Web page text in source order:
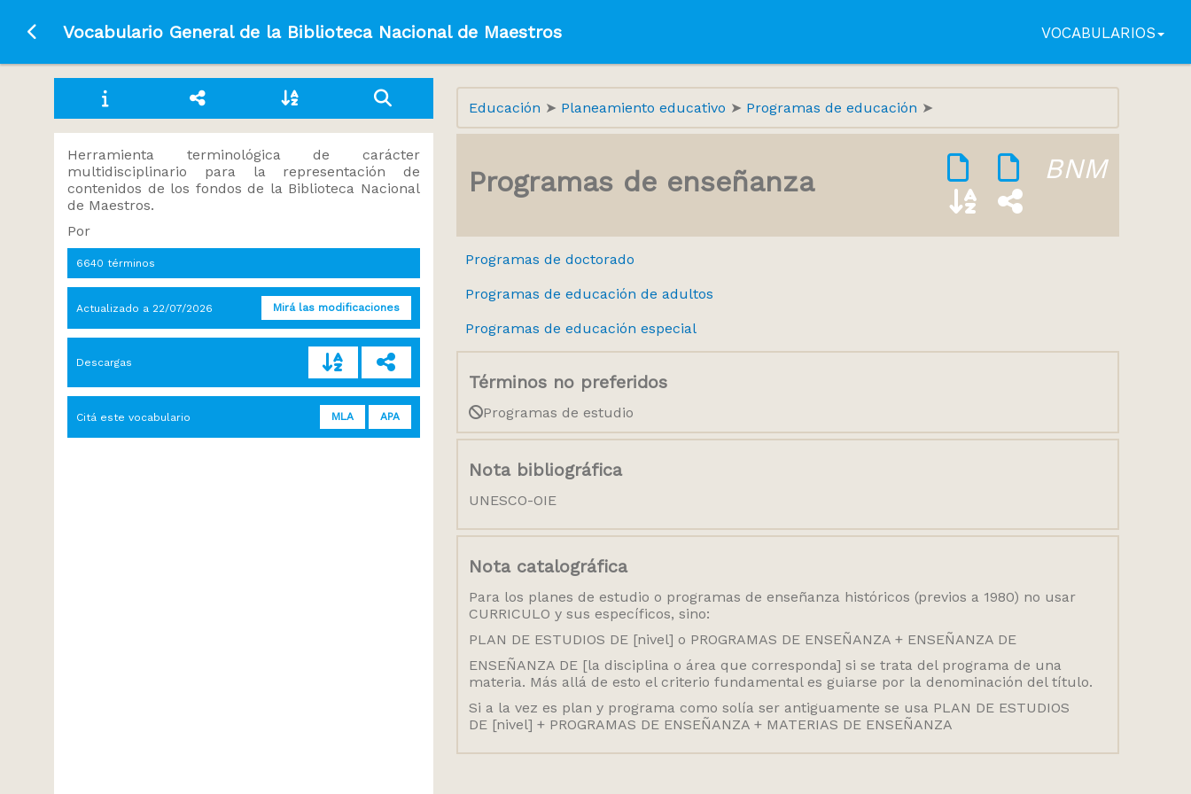
Ir a la página principal
Vocabulario General de la Biblioteca Nacional de Maestros VOCABULARIOS
Herramienta terminológica de carácter
multidisciplinario para la representación de
contenidos de los fondos de la Biblioteca Nacional
de Maestros.
Por
6640 términos
Actualizado a 22/07/2026 Mirá las modificaciones
Descargas
Citá este vocabulario MLA APA
Educación Planeamiento educativo Programas de educación
Programas de enseñanza BNM
Programas de doctorado
Programas de educación de adultos
Programas de educación especial
Términos no preferidos
Programas de estudio
Nota bibliográfica
UNESCO-OIE
Nota catalográfica
Para los planes de estudio o programas de enseñanza históricos (previos a 1980) no usar
CURRICULO y sus especí­ficos, sino:
PLAN DE ESTUDIOS DE [nivel] o PROGRAMAS DE ENSEÑANZA + ENSEÑANZA DE
ENSEÑANZA DE [la disciplina o área que corresponda] si se trata del programa de una
materia. Más allá de esto el criterio fundamental es guiarse por la denominación del título.
Si a la vez es plan y programa como solí­a ser antiguamente se usa PLAN DE ESTUDIOS
DE [nivel] + PROGRAMAS DE ENSEÑANZA + MATERIAS DE ENSEÑANZA